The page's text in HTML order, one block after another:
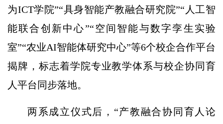
为ICT学院”“具身智能产教融合研究院”“人工智
能联合创新中心”“空间智能与数字孪生实验
室”“农业AI智能体研究中心”等6个校企合作平台
揭牌，标志着学院专业教学体系与校企协同育
人平台同步落地。
两系成立仪式后，“产教融合协同育人论